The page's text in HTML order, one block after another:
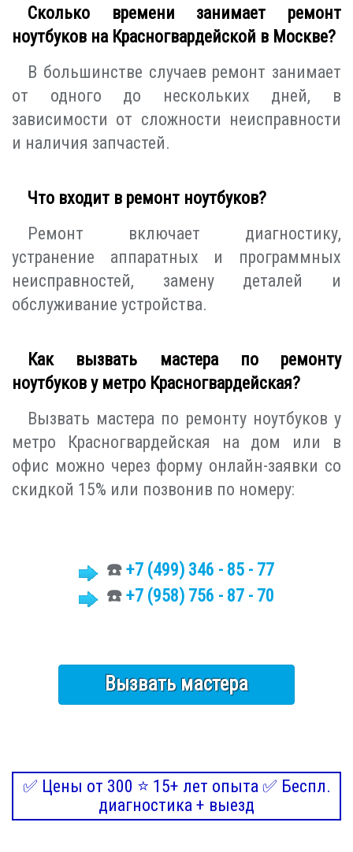
Сколько времени занимает ремонт
ноутбуков на Красногвардейской в Москве?
В большинстве случаев ремонт занимает
от одного до нескольких дней, в
зависимости от сложности неисправности
и наличия запчастей.
Что входит в ремонт ноутбуков?
Ремонт включает диагностику,
устранение аппаратных и программных
неисправностей, замену деталей и
обслуживание устройства.
Как вызвать мастера по ремонту
ноутбуков у метро Красногвардейская?
Вызвать мастера по ремонту ноутбуков у
метро Красногвардейская на дом или в
офис можно через форму онлайн-заявки со
скидкой 15% или позвонив по номеру:
☎️ +7 (499) 346 - 85 - 77
☎️ +7 (958) 756 - 87 - 70
Вызвать мастера
✅ Цены от 300 ⭐ 15+ лет опыта ✅ Беспл.
диагностика + выезд